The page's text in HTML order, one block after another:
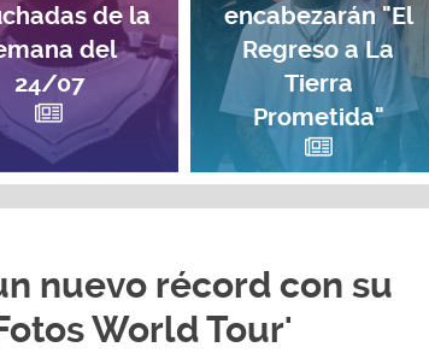
de la
del
24/07
encabezarán "El
Regreso a La
Tierra
Prometida"
nuevo récord con su
World Tour'